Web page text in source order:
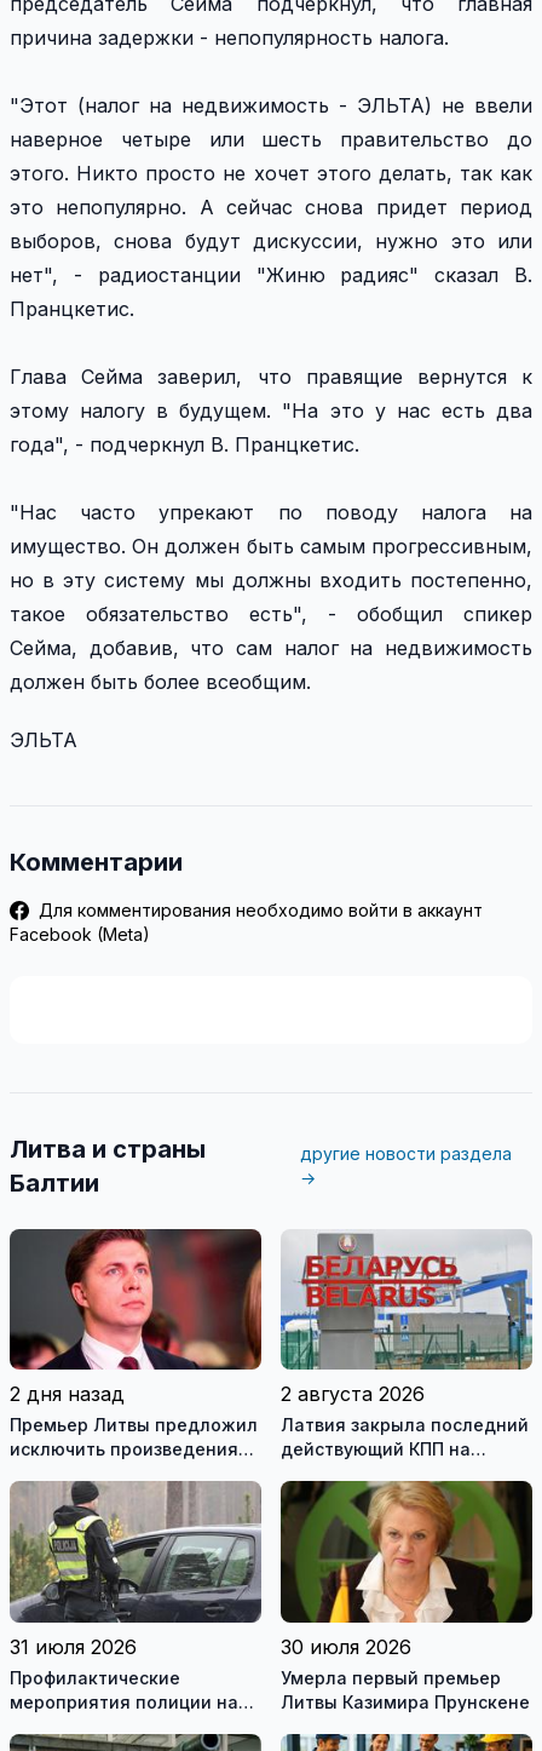
причина задержки - непопулярность налога.
"Этот (налог на недвижимость - ЭЛЬТА) не ввели
наверное четыре или шесть правительство до
этого. Никто просто не хочет этого делать, так как
это непопулярно. А сейчас снова придет период
выборов, снова будут дискуссии, нужно это или
нет", - радиостанции "Жиню радияс" сказал В.
Пранцкетис.
Глава Сейма заверил, что правящие вернутся к
этому налогу в будущем. "На это у нас есть два
года", - подчеркнул В. Пранцкетис.
"Нас часто упрекают по поводу налога на
имущество. Он должен быть самым прогрессивным,
но в эту систему мы должны входить постепенно,
такое обязательство есть", - обобщил спикер
Сейма, добавив, что сам налог на недвижимость
должен быть более всеобщим.
ЭЛЬТА
Комментарии
Для комментирования необходимо войти в аккаунт
Facebook (Meta)
Литва и страны
Балтии
другие новости раздела
→
2 дня назад
Премьер Литвы предложил
исключить произведения
рекомендуемой
литературы
2 августа 2026
Латвия закрыла последний
действующий КПП на
31 июля 2026
Профилактические
мероприятия полиции на
30 июля 2026
Умерла первый премьер
Литвы Казимира Прунскене